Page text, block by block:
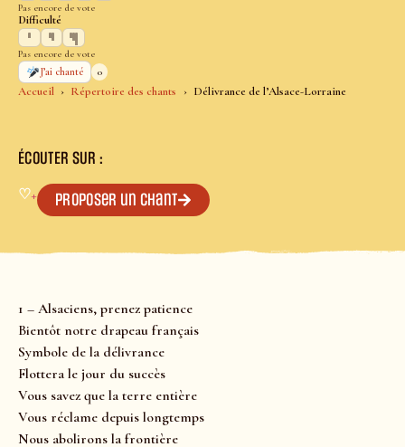
Accueil Répertoire des chants Délivrance de l’Alsace-Lorraine
Pas encore de vote
Difficulté
Pas encore de vote
J’ai chanté
0
ÉCOUTER SUR :
♡+ Proposer un chant
1 – Alsaciens, prenez patience
Bientôt notre drapeau français
Symbole de la délivrance
Flottera le jour du succès
Vous savez que la terre entière
Vous réclame depuis longtemps
Nous abolirons la frontière